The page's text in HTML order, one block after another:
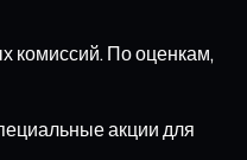
комиссий. По оценкам,
акции для